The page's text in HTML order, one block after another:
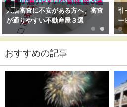
引っ越し前と後に超絶役にたつサ
ービス３３選！
おすすめの記事